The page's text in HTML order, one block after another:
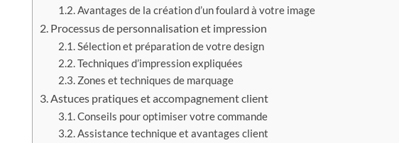
Avantages de la création d’un foulard à votre image
Processus de personnalisation et impression
Sélection et préparation de votre design
Techniques d’impression expliquées
Zones et techniques de marquage
Astuces pratiques et accompagnement client
Conseils pour optimiser votre commande
Assistance technique et avantages client